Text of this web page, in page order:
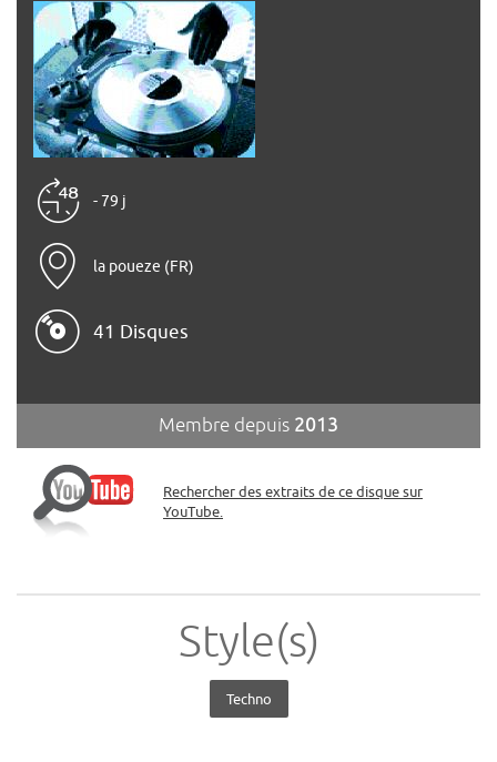
- 79 j
la poueze (FR)
41 Disques
Membre depuis 2013
Rechercher des extraits de ce disque sur
YouTube.
Style(s)
Techno